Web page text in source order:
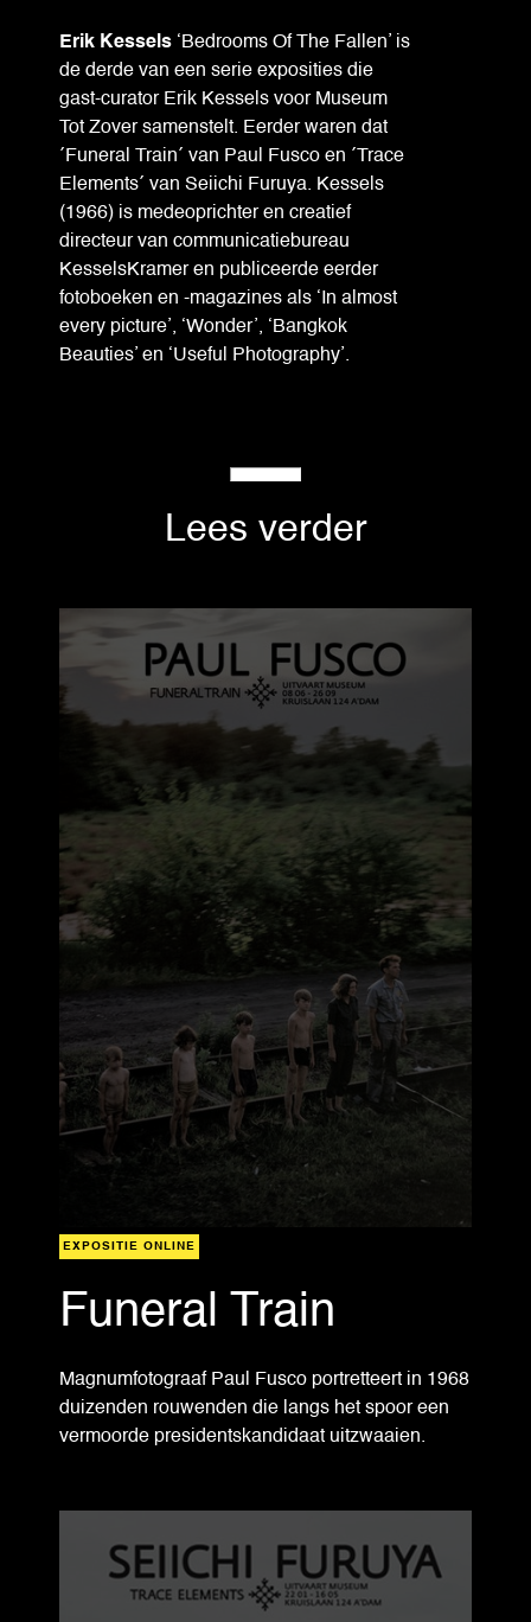
Erik Kessels ‘Bedrooms Of The Fallen’ is
de derde van een serie exposities die
gast-curator Erik Kessels voor Museum
Tot Zover samenstelt. Eerder waren dat
´Funeral Train´ van Paul Fusco en ´Trace
Elements´ van Seiichi Furuya. Kessels
(1966) is medeoprichter en creatief
directeur van communicatiebureau
KesselsKramer en publiceerde eerder
fotoboeken en -magazines als ‘In almost
every picture’, ‘Wonder’, ‘Bangkok
Beauties’ en ‘Useful Photography’.
Lees verder
EXPOSITIE ONLINE
Funeral Train
Magnumfotograaf Paul Fusco portretteert in 1968
duizenden rouwenden die langs het spoor een
vermoorde presidentskandidaat uitzwaaien.